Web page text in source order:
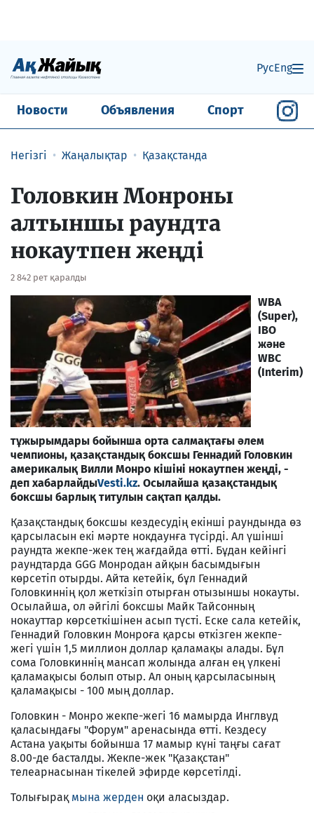
РусEng
Новости Объявления Спорт
Негізгі Жаңалықтар Қазақстанда
Головкин Монроны
алтыншы раундта
нокаутпен жеңді
2 842 рет қаралды
WBA
(Super),
IBO
және
WBC
(Interim)
тұжырымдары бойынша орта салмақтағы әлем
чемпионы, қазақстандық боксшы Геннадий Головкин
америкалық Вилли Монро кішіні нокаутпен жеңді, -
деп хабарлайдыVesti.kz. Осылайша қазақстандық
боксшы барлық титулын сақтап қалды.
Қазақстандық боксшы кездесудің екінші раундында өз
қарсыласын екі мәрте нокдаунға түсірді. Ал үшінші
раундта жекпе-жек тең жағдайда өтті. Бұдан кейінгі
раундтарда GGG Монродан айқын басымдығын
көрсетіп отырды. Айта кетейік, бұл Геннадий
Головкиннің қол жеткізіп отырған отызыншы нокауты.
Осылайша, ол әйгілі боксшы Майк Тайсонның
нокауттар көрсеткішінен асып түсті. Еске сала кетейік,
Геннадий Головкин Монроға қарсы өткізген жекпе-
жегі үшін 1,5 миллион доллар қаламақы алады. Бұл
сома Головкиннің мансап жолында алған ең үлкені
қаламақысы болып отыр. Ал оның қарсыласының
қаламақысы - 100 мың доллар.
Головкин - Монро жекпе-жегі 16 мамырда Инглвуд
қаласындағы "Форум" аренасында өтті. Кездесу
Астана уақыты бойынша 17 мамыр күні таңғы сағат
8.00-де басталды. Жекпе-жек "Қазақстан"
телеарнасынан тікелей эфирде көрсетілді.
Толығырақ мына жерден оқи аласыздар.